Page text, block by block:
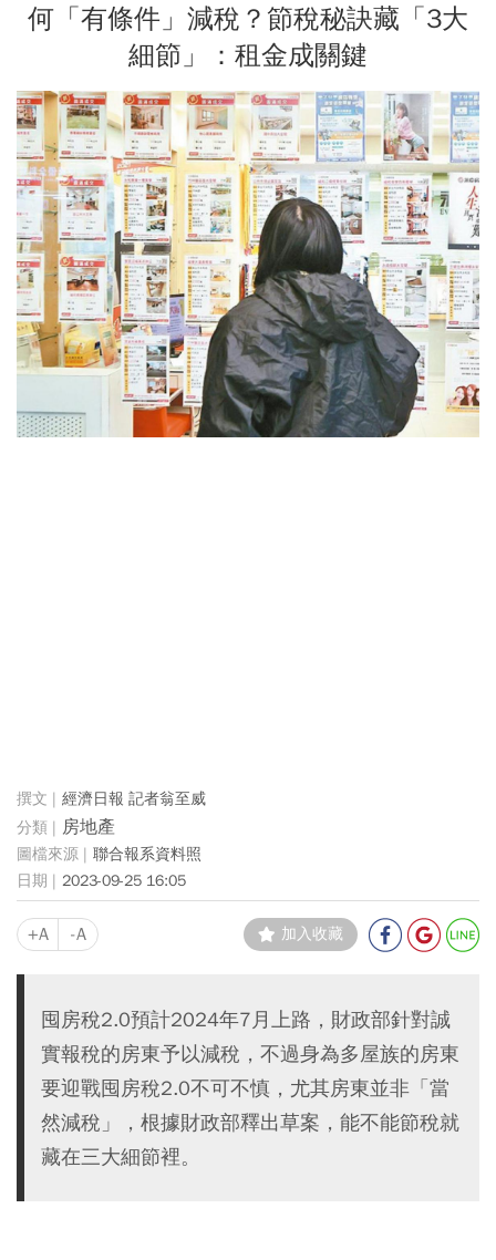
何「有條件」減稅？節稅秘訣藏「3大
細節」：租金成關鍵
經濟日報 記者翁至威
房地產
聯合報系資料照
2023-09-25 16:05
+A -A 加入收藏
囤房稅2.0預計2024年7月上路，財政部針對誠
實報稅的房東予以減稅，不過身為多屋族的房東
要迎戰囤房稅2.0不可不慎，尤其房東並非「當
然減稅」，根據財政部釋出草案，能不能節稅就
藏在三大細節裡。